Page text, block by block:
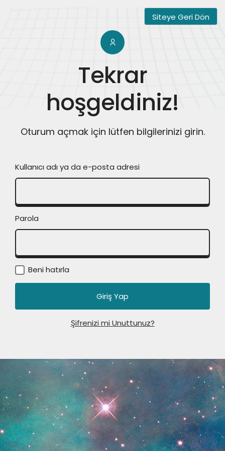
Siteye Geri Dön
Tekrar
hoşgeldiniz!
Oturum açmak için lütfen bilgilerinizi girin.
Kullanıcı adı ya da e-posta adresi
Parola
Beni hatırla
Şifrenizi mi Unuttunuz?